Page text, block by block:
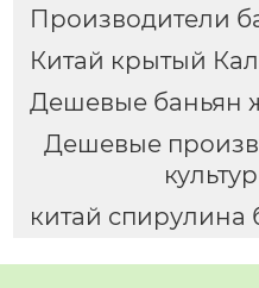
Производители
Китай крытый
Дешевые баньян
Дешевые
китай спирулина